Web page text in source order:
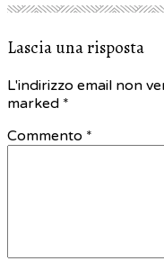
Lascia una risposta
L'indirizzo email non
marked *
Commento *